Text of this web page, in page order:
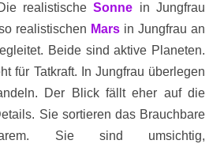
realistischeSonne in Jungfrau
realistischen Mars in Jungfrau an
Beide sind aktive Planeten.
für Tatkraft. In Jungfrau überlegen
Der Blick fällt eher auf die
Sie sortieren das Brauchbare
Sie sind umsichtig,